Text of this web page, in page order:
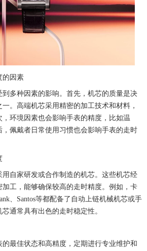
因素
多种因素的影响。首先，机芯的质量是决
。高端机芯采用精密的加工技术和材料，
环境因素也会影响手表的精度，比如温
，佩戴者日常使用习惯也会影响手表的走时
自家研发或合作制造的机芯。这些机芯经
工，能够确保较高的走时精度。例如，卡
、Santos等都配备了自动上链机械机芯或手
通常具有出色的走时稳定性。
佳状态和高精度，定期进行专业维护和